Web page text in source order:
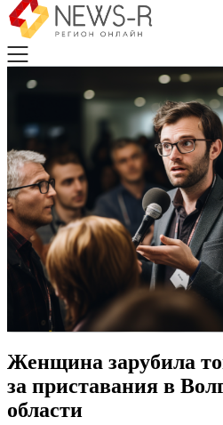
Женщина зарубила
за приставания в
области